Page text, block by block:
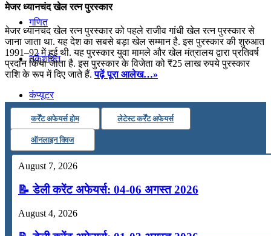
गणित
तर्कशक्ति
कंप्यूटर
अंग्रेजी
मॉक टेस्ट
मेजर ध्‍यानचंद खेल रत्‍न पुरस्‍कार
मेजर ध्‍यानचंद खेल रत्‍न पुरस्‍कार को पहले राजीव गांधी खेल रत्न पुरस्कार से
जाना जाता था. यह देश का सबसे बड़ा खेल सम्मान है. इस पुरस्कार की शुरुआत
1991–92 में हुई थी. यह पुरस्कार युवा मामले और खेल मंत्रालय द्वारा प्रतिवर्ष
प्रदान किया जाता है. इस पुरस्कार के विजेता को ₹25 लाख रुपये पुरस्कार
राशि के रूप में दिए जाते हैं.पढ़ें पूरा आलेख…»
कर्रेंट अफेयर्स होम लेटेस्ट कर्रेंट अफेयर्स
ऑनलाइन क्विज
August 7, 2026
📝 डेली करेंट अफेयर्स: 04-06 अगस्त 2026
August 4, 2026